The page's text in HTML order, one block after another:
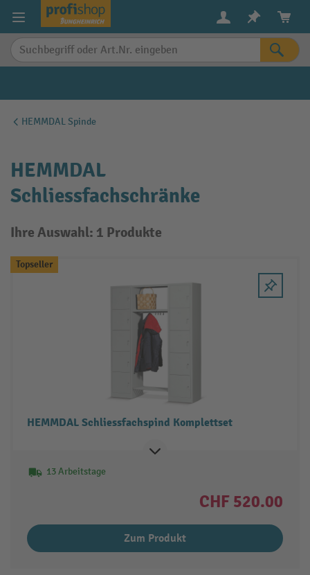
springen
HEMMDAL Spinde
HEMMDAL
Schliessfachschränke
Ihre Auswahl: 1 Produkte
Topseller
HEMMDAL Schliessfachspind Komplettset
13 Arbeitstage
CHF 520.00
Zum Produkt